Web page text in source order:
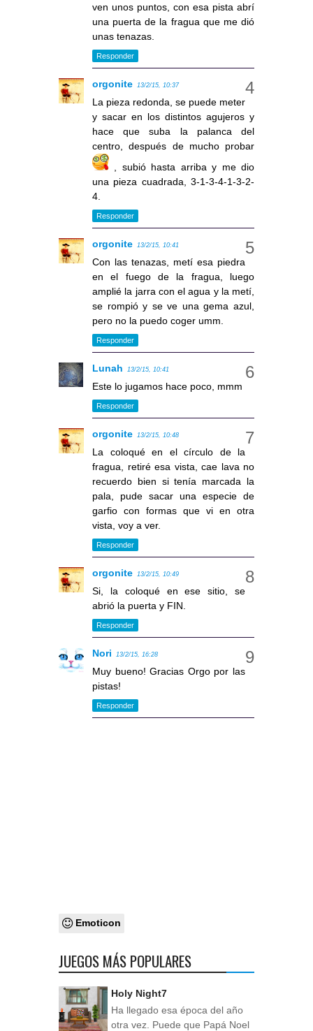
ven unos puntos, con esa pista abrí
una puerta de la fragua que me dió
unas tenazas.
Responder
orgonite 13/2/15, 10:37
La pieza redonda, se puede meter
y sacar en los distintos agujeros y
hace que suba la palanca del
centro, después de mucho probar
, subió hasta arriba y me dio
una pieza cuadrada, 3-1-3-4-1-3-2-
4.
Responder
orgonite 13/2/15, 10:41
Con las tenazas, metí esa piedra
en el fuego de la fragua, luego
amplié la jarra con el agua y la metí,
se rompió y se ve una gema azul,
pero no la puedo coger umm.
Responder
Lunah 13/2/15, 10:41
Este lo jugamos hace poco, mmm
Responder
orgonite 13/2/15, 10:48
La coloqué en el círculo de la
fragua, retiré esa vista, cae lava no
recuerdo bien si tenía marcada la
pala, pude sacar una especie de
garfio con formas que vi en otra
vista, voy a ver.
Responder
orgonite 13/2/15, 10:49
Si, la coloqué en ese sitio, se
abrió la puerta y FIN.
Responder
Nori 13/2/15, 16:28
Muy bueno! Gracias Orgo por las
pistas!
Responder
Emoticon
JUEGOS MÁS POPULARES
Holy Night7
Ha llegado esa época del año
otra vez. Puede que Papá Noel